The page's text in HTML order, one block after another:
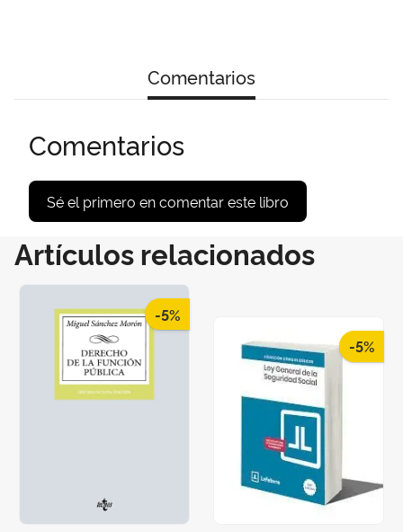
Comentarios
Comentarios
Sé el primero en comentar este libro
Artículos relacionados
-5%
-5%